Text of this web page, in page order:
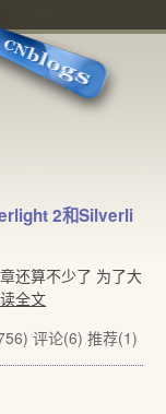
2和Silverli
还算不少了 为了大
全文
评论(6) 推荐(1)